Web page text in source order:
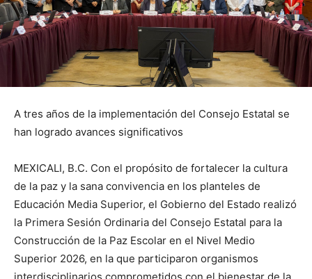
A tres años de la implementación del Consejo Estatal se
han logrado avances significativos
MEXICALI, B.C. Con el propósito de fortalecer la cultura
de la paz y la sana convivencia en los planteles de
Educación Media Superior, el Gobierno del Estado realizó
la Primera Sesión Ordinaria del Consejo Estatal para la
Construcción de la Paz Escolar en el Nivel Medio
Superior 2026, en la que participaron organismos
interdisciplinarios comprometidos con el bienestar de la